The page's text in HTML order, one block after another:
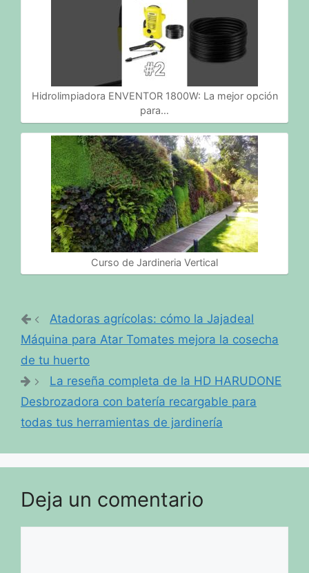
Hidrolimpiadora ENVENTOR 1800W: La mejor opción
para…
Curso de Jardineria Vertical
Atadoras agrícolas: cómo la Jajadeal
Máquina para Atar Tomates mejora la cosecha
de tu huerto
La reseña completa de la HD HARUDONE
Desbrozadora con batería recargable para
todas tus herramientas de jardinería
Deja un comentario